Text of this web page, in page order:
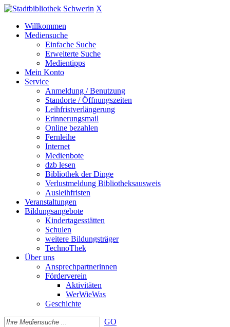
X
Willkommen
Mediensuche
Einfache Suche
Erweiterte Suche
Medientipps
Mein Konto
Service
Anmeldung / Benutzung
Standorte / Öffnungszeiten
Leihfristverlängerung
Erinnerungsmail
Online bezahlen
Fernleihe
Internet
Medienbote
dzb lesen
Bibliothek der Dinge
Verlustmeldung Bibliotheksausweis
Ausleihfristen
Veranstaltungen
Bildungsangebote
Kindertagesstätten
Schulen
weitere Bildungsträger
TechnoThek
Über uns
Ansprechpartnerinnen
Förderverein
Aktivitäten
WerWieWas
Geschichte
GO